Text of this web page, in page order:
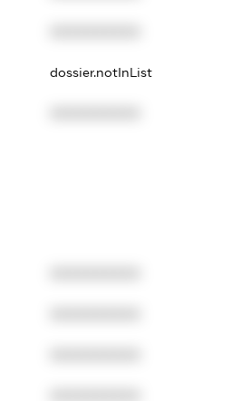
dossier.notInList